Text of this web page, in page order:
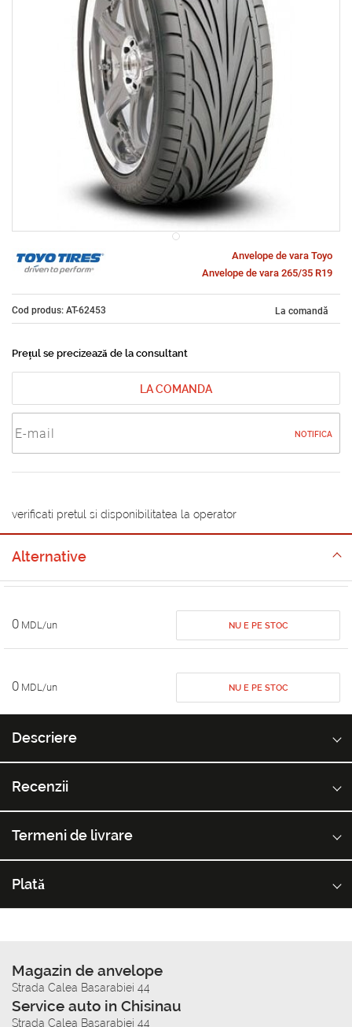
Anvelope de vara Toyo
Anvelope de vara 265/35 R19
Cod produs: AT-62453 La comandă
Prețul se precizează de la consultant
LA COMANDA
NOTIFICA
verificati pretul si disponibilitatea la operator
Alternative
0 MDL/un NU E PE STOC
0 MDL/un NU E PE STOC
Descriere
Recenzii
Termeni de livrare
Plată
Magazin de anvelope
Strada Calea Basarabiei 44
Service auto in Chisinau
Strada Calea Basarabiei 44